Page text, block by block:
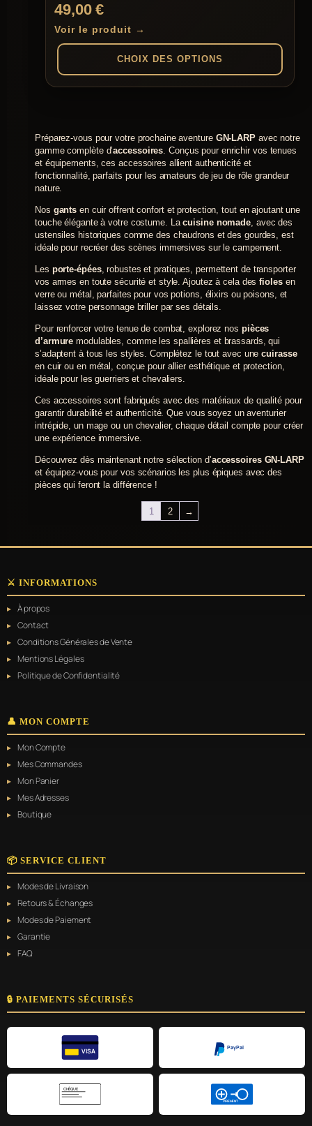
49,00€
Voir le produit →
CHOIX DES OPTIONS
variations.
Les
options
peuvent
être
choisies
sur
la
page
produit
Préparez-vous pour votre prochaine aventure GN-LARPavec notre
gamme complète d’accessoires. Conçus pour enrichir vos tenues
et équipements, ces accessoires allient authenticité et
fonctionnalité, parfaits pour les amateurs de jeu de rôle grandeur
nature.
Nos gants en cuir offrent confort et protection, tout en ajoutant une
touche élégante à votre costume. Lacuisine nomade, avec des
ustensiles historiques comme des chaudrons et des gourdes, est
idéale pour recréer des scènes immersives sur le campement.
Les porte-épées, robustes et pratiques, permettent de transporter
vos armes en toute sécurité et style. Ajoutez à cela desfiolesen
verre ou métal, parfaites pour vos potions, élixirs ou poisons, et
laissez votre personnage briller par ses détails.
Pour renforcer votre tenue de combat, explorez nos pièces
d’armure modulables, comme les spallières et brassards, qui
s’adaptent à tous les styles. Complétez le tout avec unecuirasse
en cuir ou en métal, conçue pour allier esthétique et protection,
idéale pour les guerriers et chevaliers.
Ces accessoires sont fabriqués avec des matériaux de qualité pour
garantir durabilité et authenticité. Que vous soyez un aventurier
intrépide, un mage ou un chevalier, chaque détail compte pour créer
une expérience immersive.
Découvrez dès maintenant notre sélection d’accessoires GN-LARP
et équipez-vous pour vos scénarios les plus épiques avec des
pièces qui feront la différence !
1 2 →
⚔️ INFORMATIONS
À propos
Contact
Conditions Générales de Vente
Mentions Légales
Politique de Confidentialité
👤 MON COMPTE
Mon Compte
Mes Commandes
Mon Panier
Mes Adresses
Boutique
📦 SERVICE CLIENT
Modes de Livraison
Retours & Échanges
Modes de Paiement
Garantie
FAQ
🔒 PAIEMENTS SÉCURISÉS
VISA
PayPal
CHÈQUE
VIREMENT